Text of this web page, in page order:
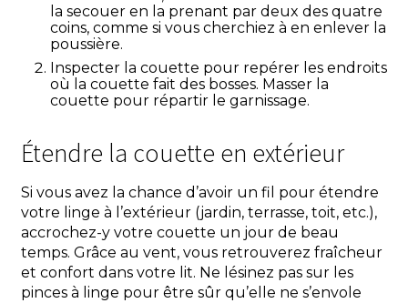
la secouer en la prenant par deux des quatre
coins, comme si vous cherchiez à en enlever la
poussière.
Inspecter la couette pour repérer les endroits
où la couette fait des bosses. Masser la
couette pour répartir le garnissage.
Étendre la couette en extérieur
Si vous avez la chance d’avoir un fil pour étendre
votre linge à l’extérieur (jardin, terrasse, toit, etc.),
accrochez-y votre couette un jour de beau
temps. Grâce au vent, vous retrouverez fraîcheur
et confort dans votre lit. Ne lésinez pas sur les
pinces à linge pour être sûr qu’elle ne s’envole